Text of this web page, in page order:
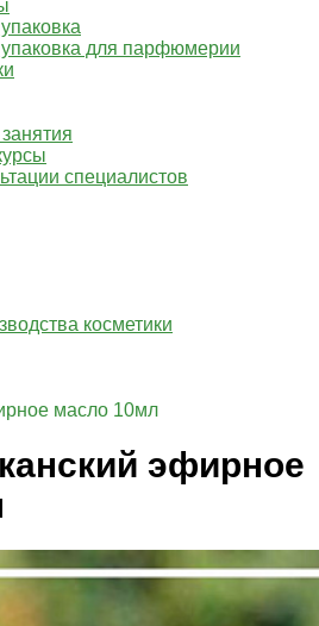
для парфюмерии
специалистов
косметики
масло 10мл
эфирное